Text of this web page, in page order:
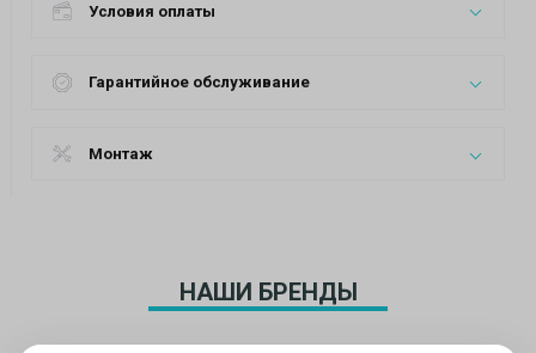
Условия оплаты
Гарантийное обслуживание
Монтаж
НАШИ БРЕНДЫ